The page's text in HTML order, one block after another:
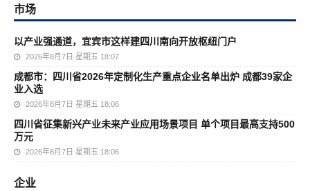
市场
以产业强通道，宜宾市这样建四川南向开放枢纽门户
2026年8月7日 星期五 18:07
成都市：四川省2026年定制化生产重点企业名单出炉 成都39家企
业入选
2026年8月7日 星期五 18:06
四川省征集新兴产业未来产业应用场景项目 单个项目最高支持500
万元
2026年8月7日 星期五 18:06
企业